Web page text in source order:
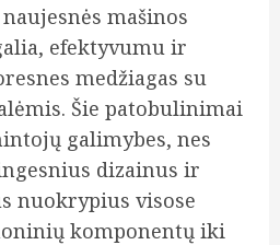
mašinos
efektyvumu ir
medžiagas su
Šie patobulinimai
galimybes, nes
dizainus ir
nuokrypius visose
komponentų iki